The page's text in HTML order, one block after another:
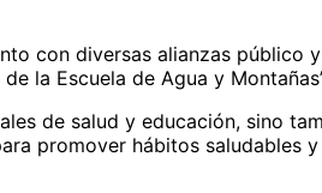
con diversas alianzas
la Escuela de Agua y
de salud y educación, sino
promover hábitos saludables